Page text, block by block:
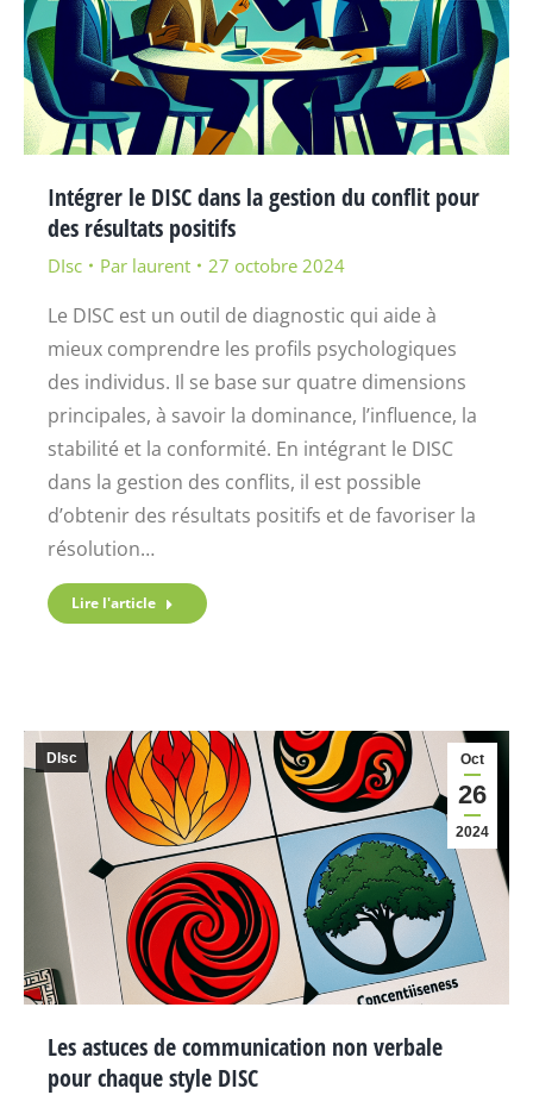
Intégrer le DISC dans la gestion du conflit pour
des résultats positifs
DIsc Par laurent 27 octobre 2024
Le DISC est un outil de diagnostic qui aide à
mieux comprendre les profils psychologiques
des individus. Il se base sur quatre dimensions
principales, à savoir la dominance, l’influence, la
stabilité et la conformité. En intégrant le DISC
dans la gestion des conflits, il est possible
d’obtenir des résultats positifs et de favoriser la
résolution…
Lire l'article
Oct
26
2024
DIsc
Les astuces de communication non verbale
pour chaque style DISC